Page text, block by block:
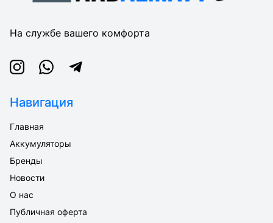
На службе вашего комфорта
InstagramWhatsappTelegram
Навигация
Главная
Аккумуляторы
Бренды
Новости
О нас
Публичная оферта